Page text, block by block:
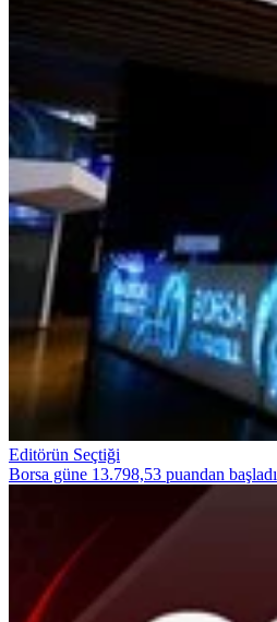
Editörün Seçtiği
Borsa güne 13.798,53 puandan başladı